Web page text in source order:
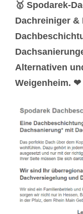
🥇 Spodarek-
Dachreiniger
Alternativen
Weigenheim.